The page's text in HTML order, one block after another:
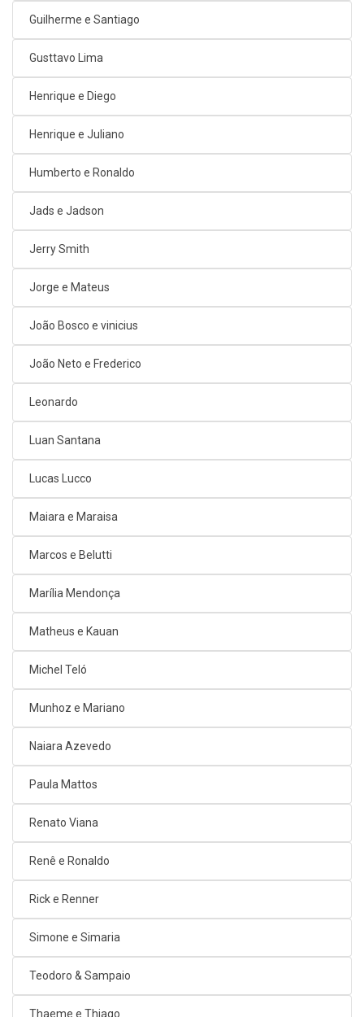
Guilherme e Santiago
Gusttavo Lima
Henrique e Diego
Henrique e Juliano
Humberto e Ronaldo
Jads e Jadson
Jerry Smith
Jorge e Mateus
João Bosco e vinicius
João Neto e Frederico
Leonardo
Luan Santana
Lucas Lucco
Maiara e Maraisa
Marcos e Belutti
Marília Mendonça
Matheus e Kauan
Michel Teló
Munhoz e Mariano
Naiara Azevedo
Paula Mattos
Renato Viana
Renê e Ronaldo
Rick e Renner
Simone e Simaria
Teodoro & Sampaio
Thaeme e Thiago